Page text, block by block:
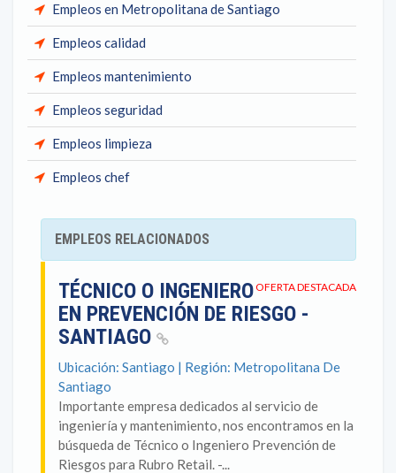
Empleos en Metropolitana de Santiago
Empleos calidad
Empleos mantenimiento
Empleos seguridad
Empleos limpieza
Empleos chef
EMPLEOS RELACIONADOS
OFERTA DESTACADA
TÉCNICO O INGENIERO
EN PREVENCIÓN DE RIESGO -
SANTIAGO
Ubicación: Santiago | Región: Metropolitana De
Santiago
Importante empresa dedicados al servicio de
ingeniería y mantenimiento, nos encontramos en la
búsqueda de Técnico o Ingeniero Prevención de
Riesgos para Rubro Retail. -...